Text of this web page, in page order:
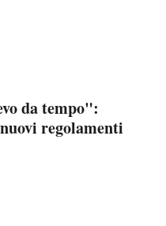
da tempo":
regolamenti